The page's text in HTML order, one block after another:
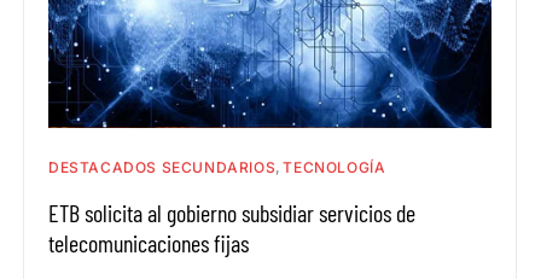
DESTACADOS SECUNDARIOS TECNOLOGÍA
ETB solicita al gobierno subsidiar servicios de
telecomunicaciones fijas